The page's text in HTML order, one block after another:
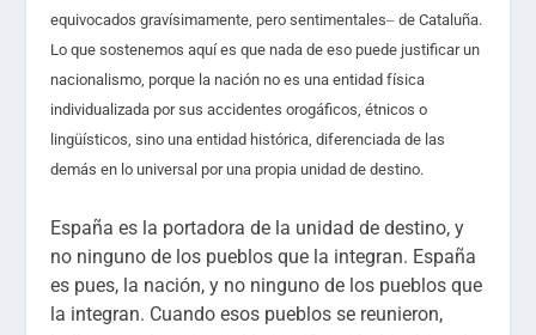
equivocados gravísimamente, pero sentimentales– de Cataluña.
Lo que sostenemos aquí es que nada de eso puede justificar un
nacionalismo, porque la nación no es una entidad física
individualizada por sus accidentes orogáficos, étnicos o
lingüísticos, sino una entidad histórica, diferenciada de las
demás en lo universal por una propia unidad de destino.
España es la portadora de la unidad de destino, y
no ninguno de los pueblos que la integran. España
es pues, la nación, y no ninguno de los pueblos que
la integran. Cuando esos pueblos se reunieron,